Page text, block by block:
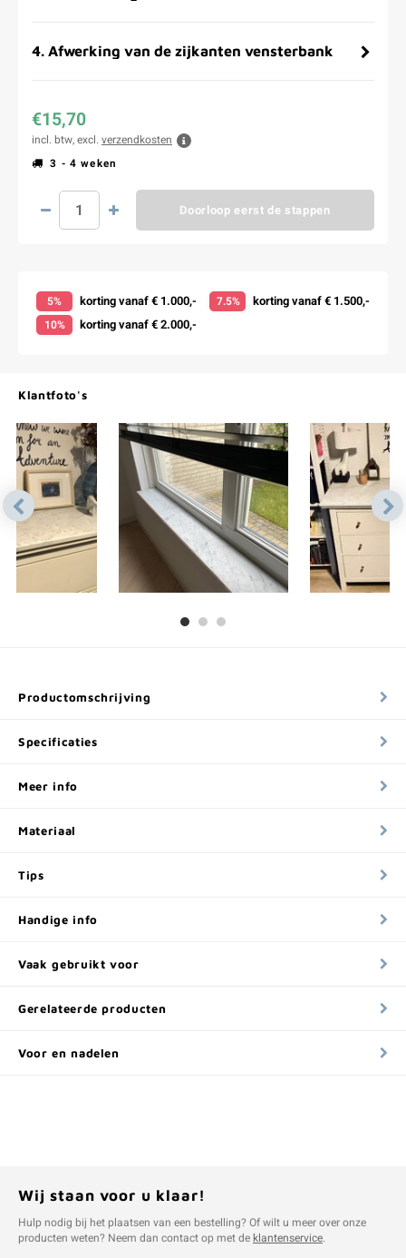
4. Afwerking van de zijkanten vensterbank
€15,70
incl. btw, excl. verzendkosten
3 - 4 weken
Doorloop eerst de stappen
5% korting vanaf € 1.000,- 7.5% korting vanaf € 1.500,-
10% korting vanaf € 2.000,-
Klantfoto's
Productomschrijving
Specificaties
Meer info
Materiaal
Tips
Handige info
Vaak gebruikt voor
Gerelateerde producten
Voor en nadelen
Wij staan voor u klaar!
Hulp nodig bij het plaatsen van een bestelling? Of wilt u meer over onze
producten weten? Neem dan contact op met deklantenservice.